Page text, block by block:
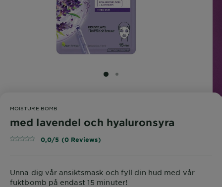
SLIDE 1
SLIDE 2
MOISTURE BOMB
med lavendel och hyaluronsyra
0,0/5 (0 Reviews)
Unna dig vår ansiktsmask och fyll din hud med vår
fuktbomb på endast 15 minuter!